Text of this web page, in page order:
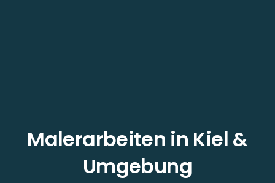
Malerarbeiten in Kiel &
Umgebung